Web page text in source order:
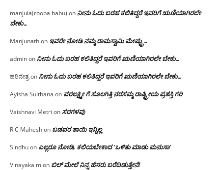
manjula(roopa babu) on ನೀನು ಓದು ಬರಹ ಕಲಿತಿದ್ದರೆ ಇವರಿಗೆ ಋಣಿಯಾಗಿರಲೇ
ಬೇಕು…
Manjunathon ಇವರೇ‌ ನೋಡಿ‌ ನಮ್ಮ‌ ರಾಮಸ್ವಾಮಿ ಮೇಷ್ಟ್ರು…
adminon ನೀನು ಓದು ಬರಹ ಕಲಿತಿದ್ದರೆ ಇವರಿಗೆ ಋಣಿಯಾಗಿರಲೇ ಬೇಕು…
ಹರಿನೇತ್ರon ನೀನು ಓದು ಬರಹ ಕಲಿತಿದ್ದರೆ ಇವರಿಗೆ ಋಣಿಯಾಗಿರಲೇ ಬೇಕು…
Ayisha Sulthana on ವರಲಕ್ಷ್ಮೀ ಗೆ ಸೂಲಗಿತ್ತಿ ನರಸಮ್ಮ‌ ರಾಷ್ಟ್ರೀಯ ಪ್ರಶಸ್ತಿ ಗರಿ
Vaishnavi Metri onಸರಗಳವು
R C Maheshon ಬಡವರ ತಾಯಿ ಇನ್ನಿಲ್ಲ
Sindhuon ಎಲ್ಲರೂ ನೋಡಿ, ಕಲಿಯಬೇಕಾದ ‘ಒಳಿತು ಮಾಡು ಮನುಸಾ’
Vinayaka mon ಬಿಲ್ ಮೇಲೆ ನಿನ್ನ ಹೆಸರು ಬರೆದಿಡುತ್ತೇನೆ!